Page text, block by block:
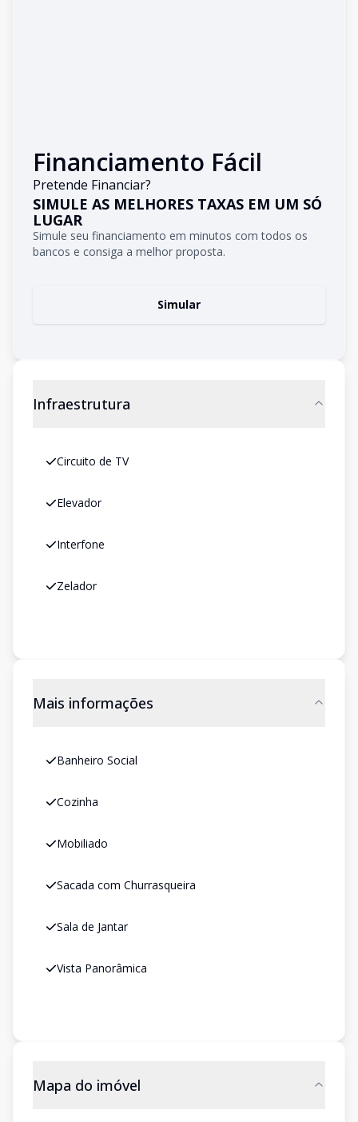
Financiamento Fácil
Pretende Financiar?
SIMULE AS MELHORES TAXAS EM UM SÓ
LUGAR
Simule seu financiamento em minutos com todos os
bancos e consiga a melhor proposta.
Simular
Infraestrutura
Circuito de TV
Elevador
Interfone
Zelador
Mais informações
Banheiro Social
Cozinha
Mobiliado
Sacada com Churrasqueira
Sala de Jantar
Vista Panorâmica
Mapa do imóvel